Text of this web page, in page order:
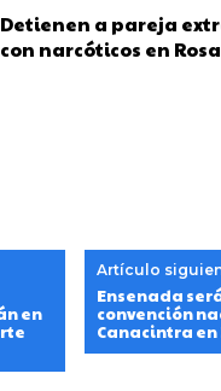
Detienen a pareja
con narcóticos en
en
Artículo
Ensenada
convención
Canacintra en